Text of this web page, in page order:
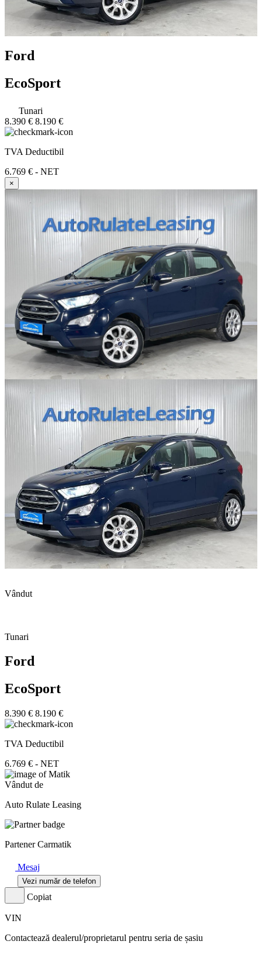
Ford
EcoSport
Tunari
8.390 € 8.190 €
TVA Deductibil
6.769 € - NET
×
Vândut
Tunari
Ford
EcoSport
8.390 € 8.190 €
TVA Deductibil
6.769 € - NET
Vândut de
Auto Rulate Leasing
Partener Carmatik
Mesaj
Vezi număr de telefon
Copiat
VIN
Contactează dealerul/proprietarul pentru seria de șasiu